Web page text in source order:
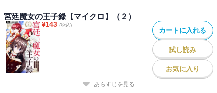
宮廷魔女の王子録【マイクロ】（２）
¥143 (税込)
カートに入れる
試し読み
お気に入り
あらすじを見る